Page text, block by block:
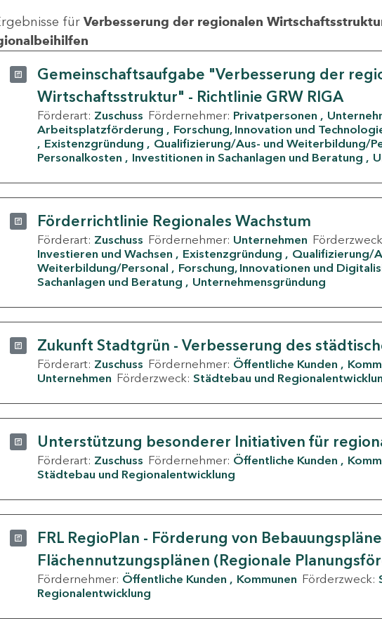
für Verbesserung der regionalen
Gemeinschaftsaufgabe "Verbesserung der
Wirtschaftsstruktur" - Richtlinie GRW RIGA
Förderart: Zuschuss Fördernehmer: Privatpersonen
Arbeitsplatzförderung
Forschung, Innovation und
Existenzgründung
Qualifizierung/Aus- und Weiterbildung/
Personalkosten
Investitionen in Sachanlagen und Beratung
Förderrichtlinie Regionales Wachstum
Förderart: Zuschuss Fördernehmer: Unternehmen
Investieren und Wachsen
Existenzgründung
Qualifizierung/
Weiterbildung/Personal
Forschung, Innovationen und
Sachanlagen und Beratung
Unternehmensgründung
Zukunft Stadtgrün - Verbesserung des
Förderart: Zuschuss Fördernehmer: Öffentliche Kunden
Unternehmen Förderzweck: Städtebau und
Unterstützung besonderer Initiativen für
Förderart: Zuschuss Fördernehmer: Öffentliche Kunden
Städtebau und Regionalentwicklung
FRL RegioPlan - Förderung von
Flächennutzungsplänen (Regionale
Fördernehmer: Öffentliche Kunden Kommunen Förderzweck:
Regionalentwicklung